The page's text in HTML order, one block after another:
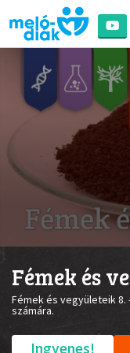
seconds
17
seconds
Fémek és
Fémek és vegyületeik
számára.
Ingyenes!